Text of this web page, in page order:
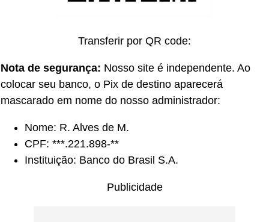
Transferir por QR code:
Nota de segurança: Nosso site é independente. Ao
colocar seu banco, o Pix de destino aparecerá
mascarado em nome do nosso administrador:
Nome: R. Alves de M.
CPF: ***.221.898-**
Instituição: Banco do Brasil S.A.
Publicidade